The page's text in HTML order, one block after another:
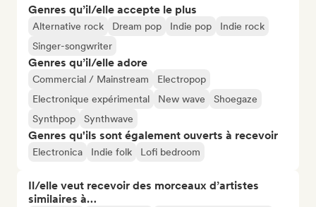
Genres qu’il/elle accepte le plus
Alternative rock Dream pop Indie pop
Indie rock
Singer-songwriter
Genres qu’il/elle adore
Commercial / Mainstream
Electropop
Electronique expérimental
New wave
Shoegaze
Synthpop
Synthwave
Genres qu'ils sont également ouverts à recevoir
Electronica Indie folk Lofi bedroom
Il/elle veut recevoir des morceaux d’artistes
similaires à…